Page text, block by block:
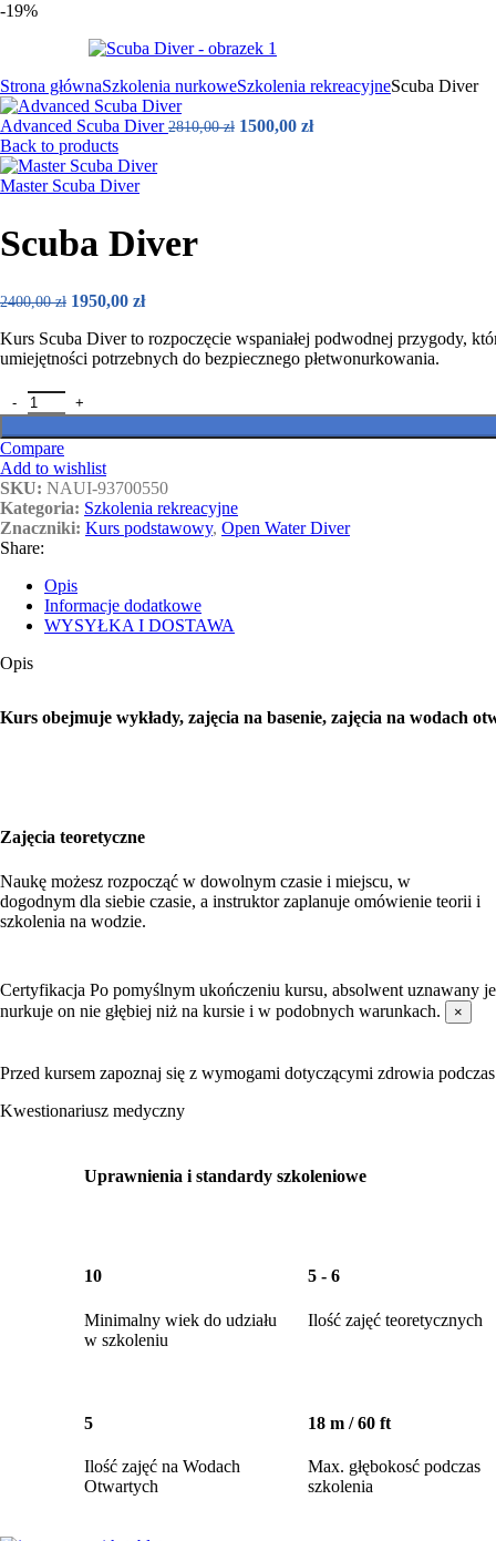
-19%
Strona głównaSzkolenia nurkoweSzkolenia rekreacyjneScuba Diver
Advanced Scuba Diver2810,00zł 1500,00 zł
Back to products
Master Scuba Diver
Scuba Diver
2400,00zł 1950,00 zł
Kurs Scuba Diver to rozpoczęcie wspaniałej podwodnej przygody,
umiejętności potrzebnych do bezpiecznego płetwonurkowania.
Compare
Add to wishlist
SKU: NAUI-93700550
Kategoria: Szkolenia rekreacyjne
Znaczniki: Kurs podstawowy, Open Water Diver
Share:
Opis
Informacje dodatkowe
WYSYŁKA I DOSTAWA
Opis
Kurs obejmuje wykłady, zajęcia na basenie, zajęcia na wodach
Zajęcia teoretyczne
Naukę możesz rozpocząć w dowolnym czasie i miejscu, w
dogodnym dla siebie czasie, a instruktor zaplanuje omówienie teorii i
szkolenia na wodzie.
Certyfikacja Po pomyślnym ukończeniu kursu, absolwent uznawany
nurkuje on nie głębiej niż na kursie i w podobnych warunkach.
×
Przed kursem zapoznaj się z wymogami dotyczącymi zdrowia
Kwestionariusz medyczny
Uprawnienia i standardy szkoleniowe
10
Minimalny wiek do udziału
w szkoleniu
5 - 6
Ilość zajęć teoretycznych
5
Ilość zajęć na Wodach
Otwartych
18 m / 60 ft
Max. głębokosć podczas
szkolenia